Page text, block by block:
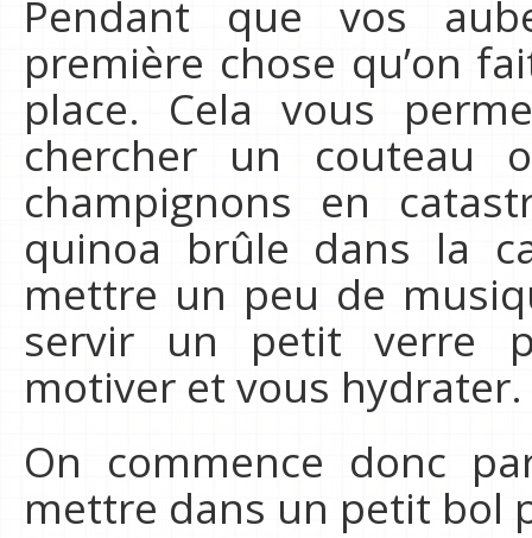
Pendant que vos
première chose qu’on
place. Cela vous
chercher un couteau
champignons en
quinoa brûle dans la
mettre un peu de
servir un petit verre
motiver et vous hydrater.
On commence donc
mettre dans un petit bol